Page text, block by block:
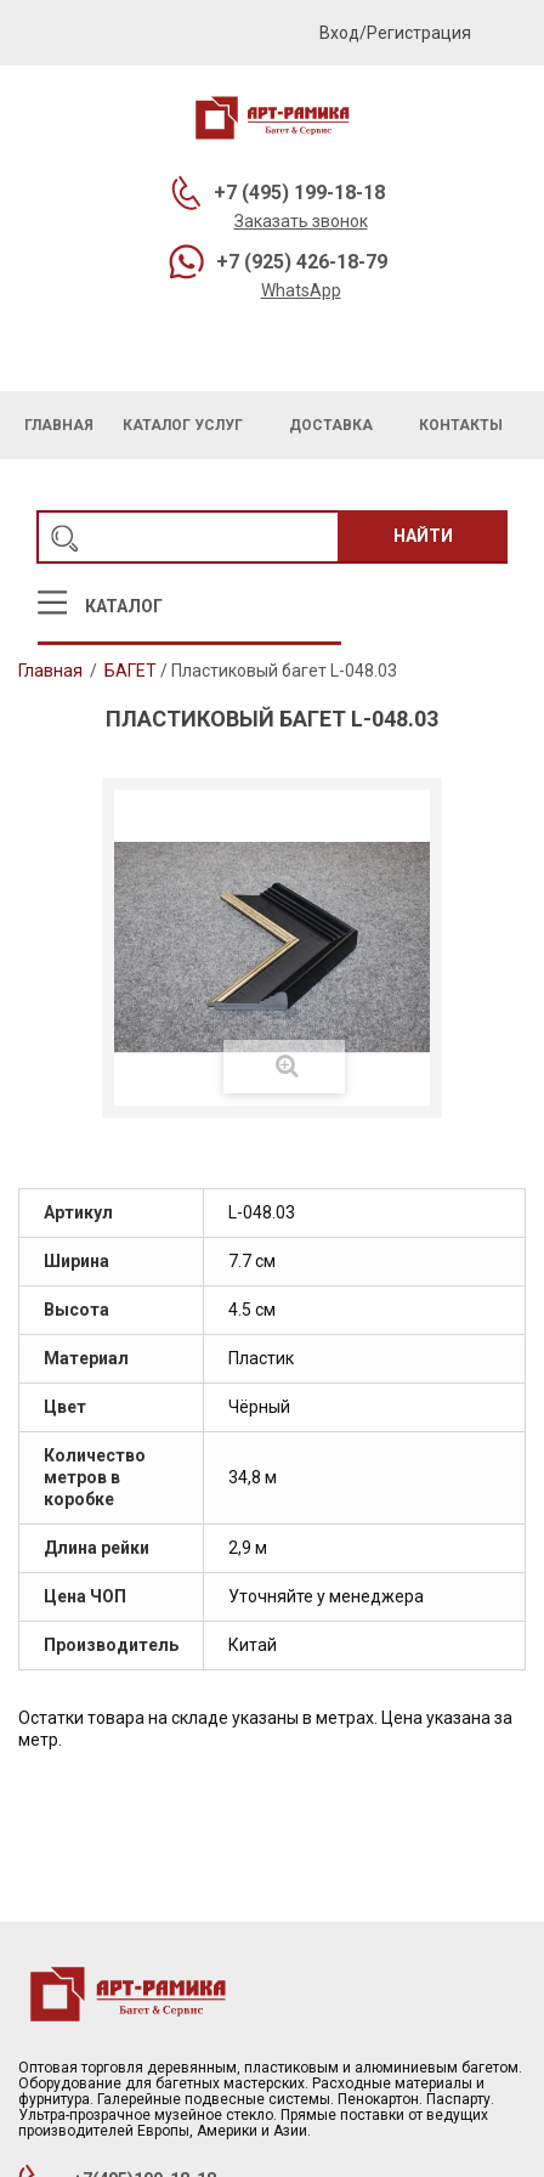
Вход/Регистрация
+7 (495) 199-18-18
Заказать звонок
+7 (925) 426-18-79
WhatsApp
ГЛАВНАЯ КАТАЛОГ УСЛУГ ДОСТАВКА КОНТАКТЫ
НАЙТИ
КАТАЛОГ
Главная / БАГЕТ/ Пластиковый багет L-048.03
ПЛАСТИКОВЫЙ БАГЕТ L-048.03
Артикул L-048.03
Ширина 7.7 см
Высота 4.5 см
Материал Пластик
Цвет Чёрный
Количество
метров в
коробке
34,8 м
Длина рейки 2,9 м
Цена ЧОП Уточняйте у менеджера
Производитель Китай
Остатки товара на складе указаны в метрах. Цена указана за
метр.
Оптовая торговля деревянным, пластиковым и алюминиевым багетом.
Оборудование для багетных мастерских. Расходные материалы и
фурнитура. Галерейные подвесные системы. Пенокартон. Паспарту.
Ультра-прозрачное музейное стекло. Прямые поставки от ведущих
производителей Европы, Америки и Азии.